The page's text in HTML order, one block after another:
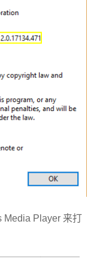
Media Player 来打